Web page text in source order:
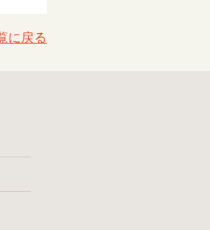
に戻る